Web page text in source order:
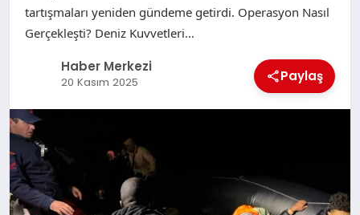
tartışmaları yeniden gündeme getirdi. Operasyon Nasıl
Gerçekleşti? Deniz Kuvvetleri…
Haber Merkezi
20 Kasım 2025 Paylaş